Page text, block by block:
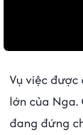
Vụ việc
lớn của Nga.
đang đứng